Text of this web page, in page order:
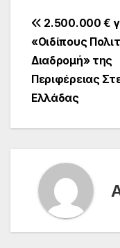
άρθρων
2.500.000 €
«Οιδίπους
Διαδρομή» της
Περιφέρειας
Ελλάδας